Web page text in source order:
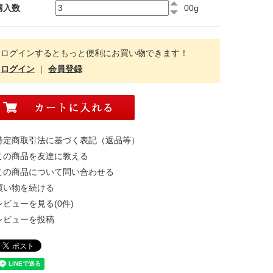
入数 00g
ログインするともっと便利にお買い物できます！
ログイン ｜ 会員登録
定商取引法に基づく表記（返品等）
の商品を友達に教える
の商品について問い合わせる
い物を続ける
ビューを見る(0件)
ビューを投稿